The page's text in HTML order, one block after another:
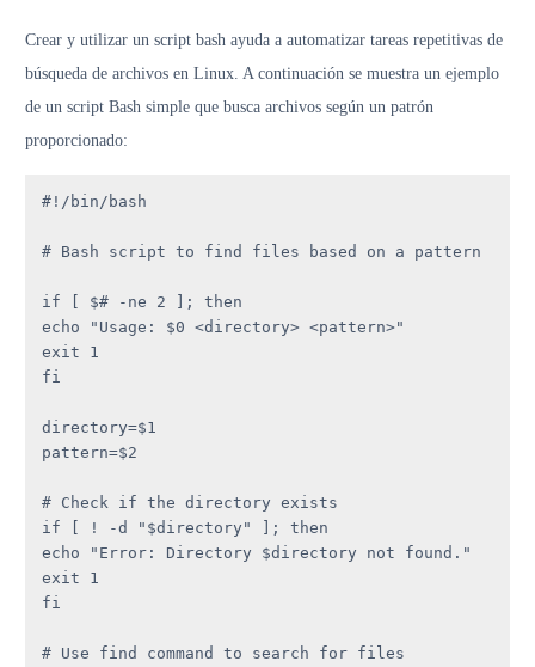
Crear y utilizar un script bash ayuda a automatizar tareas repetitivas de
búsqueda de archivos en Linux. A continuación se muestra un ejemplo
de un script Bash simple que busca archivos según un patrón
proporcionado:
#!/bin/bash
# Bash script to find files based on a pattern
if [ $# -ne 2 ]; then
echo "Usage: $0 <directory> <pattern>"
exit 1
fi
directory=$1
pattern=$2
# Check if the directory exists
if [ ! -d "$directory" ]; then
echo "Error: Directory $directory not found."
exit 1
fi
# Use find command to search for files